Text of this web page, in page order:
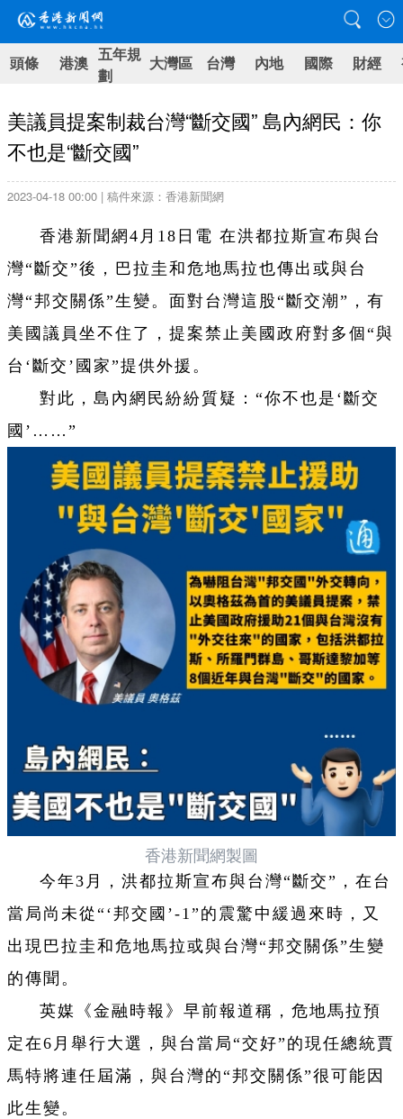
頭條 港澳 五年規
劃
大灣區 台灣 內地 國際 財經
美議員提案制裁台灣“斷交國” 島內網民：你
不也是“斷交國”
2023-04-18 00:00 | 稿件來源：香港新聞網
香港新聞網 4 月 18 日電 在洪都拉斯宣布與台
灣“斷交”後，巴拉圭和危地馬拉也傳出或與台
灣“邦交關係”生變。面對台灣這股“斷交潮”，有
美國議員坐不住了，提案禁止美國政府對多個“與
台‘斷交’國家”提供外援。
對此，島內網民紛紛質疑：“你不也是‘ 斷交
國 ’……”
香港新聞網製圖
今年3 月，洪都拉斯宣布與台灣“斷交”，在台
當局尚未從“‘邦交國’-1”的震驚中緩過來時，又
出現巴拉圭和危地馬拉或與台灣“邦交關係”生變
的傳聞。
英媒《金融時報》早前報道稱，危地馬拉預
定在6 月舉行大選，與台當局“交好”的現任總統賈
馬特將連任屆滿，與台灣的“邦交關係”很可能因
此生變。